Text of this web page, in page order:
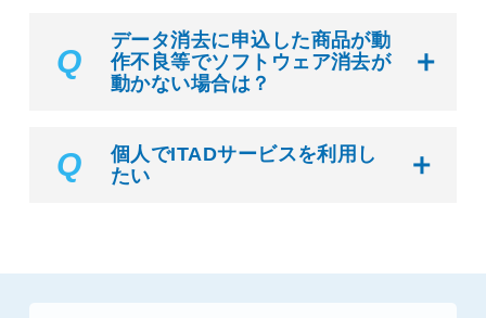
Q
データ消去に申込した商品が動
作不良等でソフトウェア消去が
動かない場合は？
Q
個人でITADサービスを利用し
たい